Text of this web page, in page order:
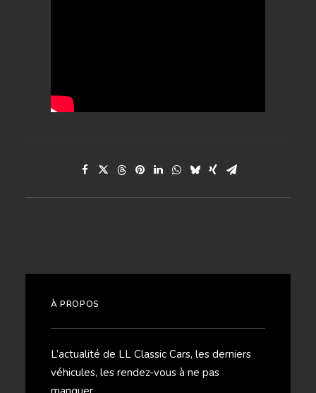
À PROPOS
L’actualité de LL Classic Cars, les derniers
véhicules, les rendez-vous à ne pas